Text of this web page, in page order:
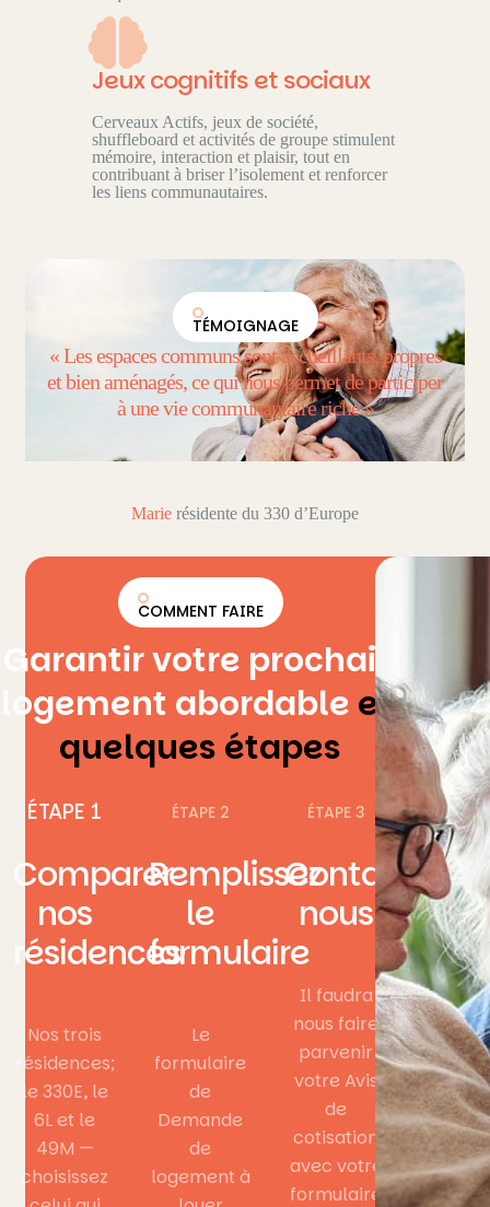
Jeux cognitifs et sociaux
Cerveaux Actifs, jeux de société,
shuffleboard et activités de groupe stimulent
mémoire, interaction et plaisir, tout en
contribuant à briser l’isolement et renforcer
les liens communautaires.
TÉMOIGNAGE
« Les espaces communs sont accueillants, propres
et bien aménagés, ce qui nous permet de participer
à une vie communautaire riche.»
Marie résidente du 330 d’Europe
COMMENT FAIRE
Garantir votre prochain
logement abordable en
quelques étapes
ÉTAPE 1
Comparer
nos
résidences
Nos trois
résidences;
le 330E, le
6L et le
49M —
choisissez
ÉTAPE 2
Remplissez
le
formulaire
Le
formulaire
de
Demande
de
logement à
ÉTAPE 3
Contactez
nous
Il faudra
nous faire
parvenir
votre Avis
de
cotisation
avec votre
formulaire